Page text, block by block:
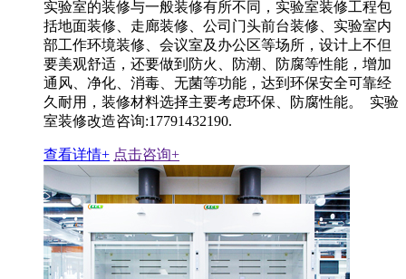
实验室的装修与一般装修有所不同，实验室装修工程包
括地面装修、走廊装修、公司门头前台装修、实验室内
部工作环境装修、会议室及办公区等场所，设计上不但
要美观舒适，还要做到防火、防潮、防腐等性能，增加
通风、净化、消毒、无菌等功能，达到环保安全可靠经
久耐用，装修材料选择主要考虑环保、防腐性能。 实验
室装修改造咨询:17791432190.
查看详情+ 点击咨询+